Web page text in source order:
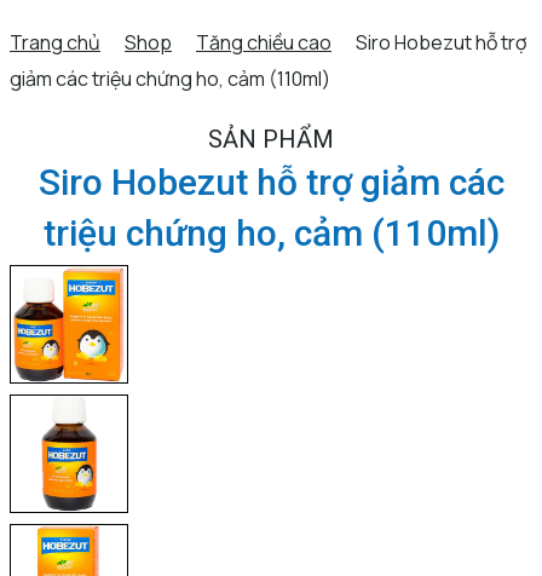
Trang chủ Shop Tăng chiều cao
Siro Hobezut hỗ trợ
giảm các triệu chứng ho, cảm (110ml)
SẢN PHẨM
Siro Hobezut hỗ trợ giảm các
triệu chứng ho, cảm (110ml)